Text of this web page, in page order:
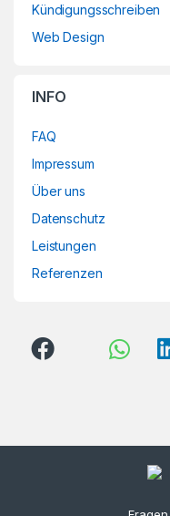
Kündigungsschreiben
Web Design
INFO
FAQ
Impressum
Über uns
Datenschutz
Leistungen
Referenzen